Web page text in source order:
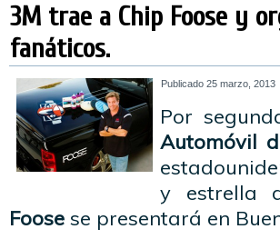
3M trae a Chip Foose y
fanáticos.
Publicado 25 marzo, 2013
Por
Automóvil
y estrella
Foose se presentará en